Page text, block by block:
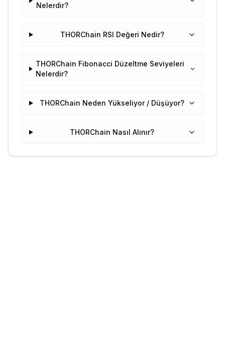
Nelerdir?
THORChain RSI Değeri Nedir?
THORChain Fibonacci Düzeltme Seviyeleri
Nelerdir?
THORChain Neden Yükseliyor / Düşüyor?
THORChain Nasıl Alınır?